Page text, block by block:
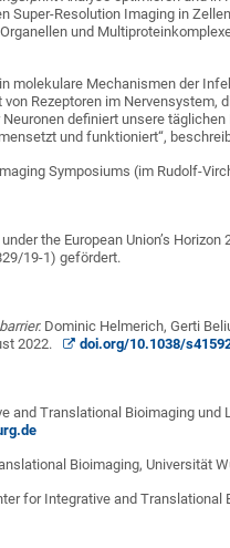
Super-Resolution Imaging in
und
molekulare Mechanismen der
Rezeptoren im Nervensystem,
definiert unsere täglichen
und funktioniert“,
Symposiums (im Rudolf-
the European Union’s
19-1) gefördert.
Dominic Helmerich, Gerti
2022. doi.org/10.1038/
and Translational Bioimaging
Bioimaging, Universität
for Integrative and Translational